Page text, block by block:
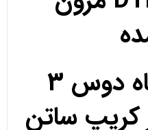
فروشی فروشگاه دوس 3
کریپ ساتن